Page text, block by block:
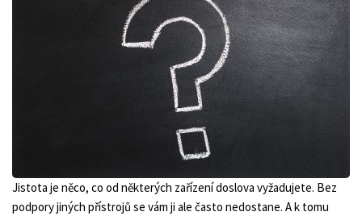
Jistota je něco, co od některých zařízení doslova vyžadujete. Bez
podpory jiných přístrojů se vám ji ale často nedostane. A k tomu